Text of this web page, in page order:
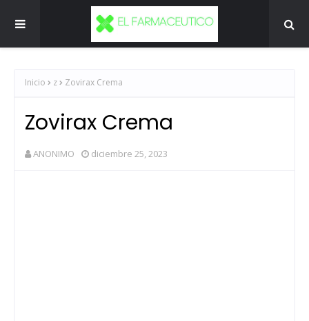
Inicio z Zovirax Crema
Zovirax Crema
ANONIMO diciembre 25, 2023